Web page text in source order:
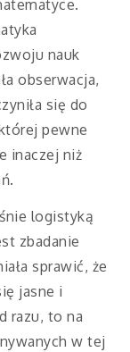
nauk
obserwacja,
się do
pewne
inaczej niż
logistyką
zbadanie
sprawić, że
jasne i
razu, to na
w tej